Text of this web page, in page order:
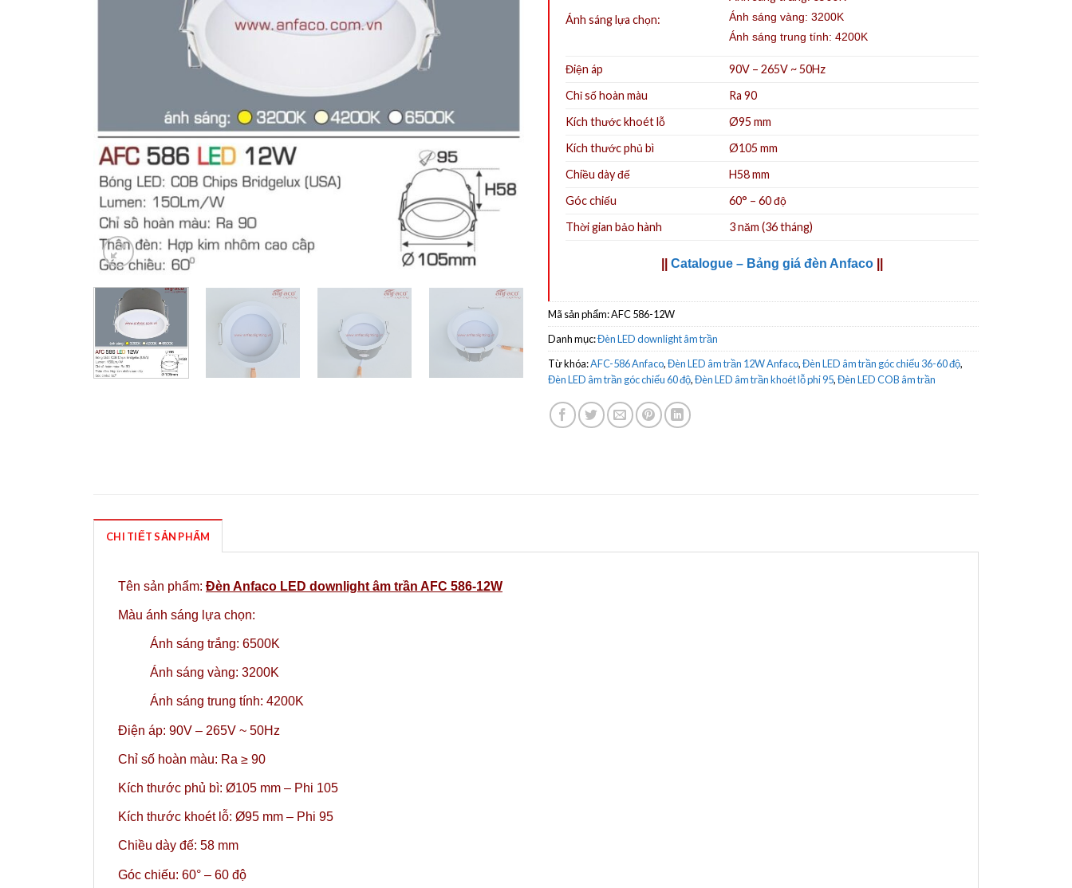
Ánh sáng lựa chọn:
Ánh sáng vàng: 3200K
Ánh sáng trung tính: 4200K
Điện áp
90V – 265V ~ 50Hz
Chỉ số hoàn màu
Ra 90
Kích thước khoét lỗ
Ø95 mm
Kích thước phủ bì
Ø105 mm
Chiều dày đế
H58 mm
Góc chiếu
60° – 60 độ
Thời gian bảo hành
3 năm (36 tháng)
Catalogue – Bảng giá đèn Anfaco
Mã sản phẩm:AFC 586-12W
Danh mục:Đèn LED downlight âm trần
Từ khóa:AFC-586 Anfaco,Đèn LED âm trần 12W Anfaco,Đèn LED âm trần góc chiếu 36-60 độ,
Đèn LED âm trần góc chiếu 60 độ,Đèn LED âm trần khoét lỗ phi 95,Đèn LED COB âm trần
CHI TIẾT SẢN PHẨM
Tên sản phẩm: Đèn Anfaco LED downlight âm trần AFC 586-12W
Màu ánh sáng lựa chọn:
Ánh sáng trắng: 6500K
Ánh sáng vàng: 3200K
Ánh sáng trung tính: 4200K
Điện áp: 90V – 265V ~ 50Hz
Chỉ số hoàn màu: Ra ≥ 90
Kích thước phủ bì: Ø105 mm – Phi 105
Kích thước khoét lỗ: Ø95 mm – Phi 95
Chiều dày đế: 58 mm
Góc chiếu: 60° – 60 độ